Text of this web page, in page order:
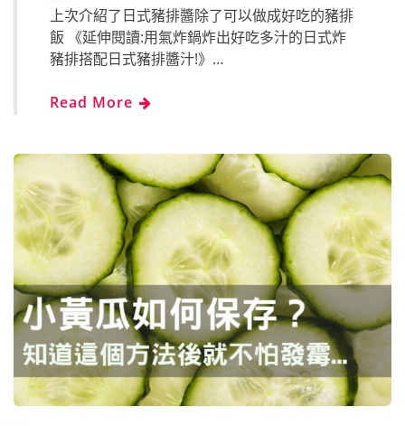
上次介紹了日式豬排醬除了可以做成好吃的豬排
飯 《延伸閱讀:用氣炸鍋炸出好吃多汁的日式炸
豬排搭配日式豬排醬汁!》…
Read More